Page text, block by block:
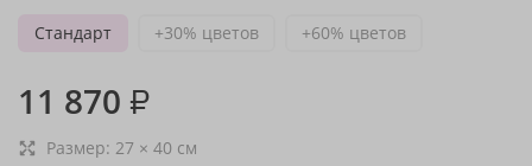
Стандарт
+30% цветов +60% цветов
11 870 ₽
Размер: 27 × 40 см